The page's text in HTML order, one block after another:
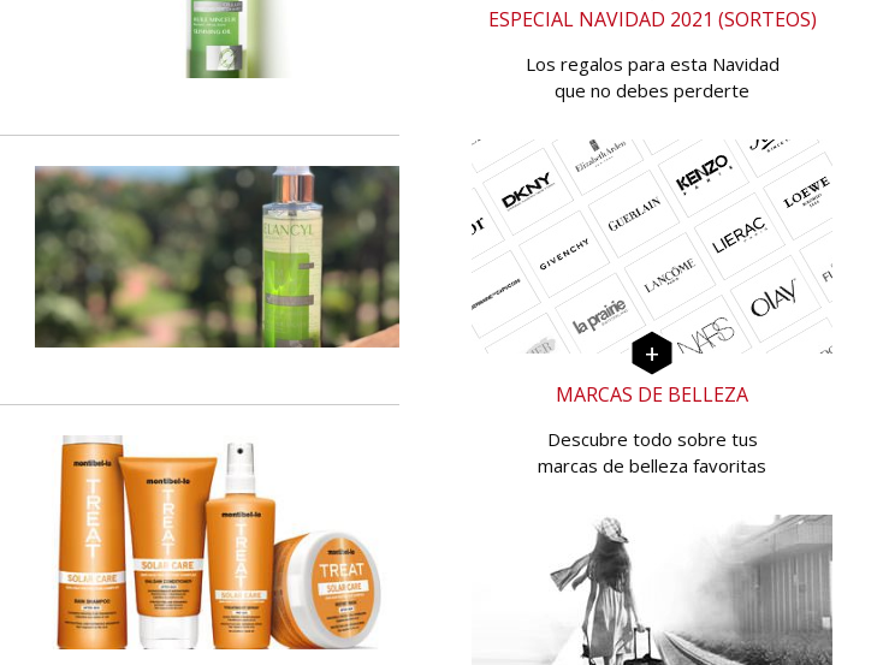
ESPECIAL NAVIDAD 2021 (SORTEOS)
Los regalos para esta Navidad
que no debes perderte
MARCAS DE BELLEZA
Descubre todo sobre tus
marcas de belleza favoritas